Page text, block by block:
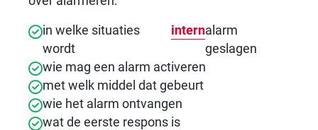
in welke situaties
wordt
internalarm
geslagen
wie mag een alarm activeren
met welk middel dat gebeurt
wie het alarm ontvangen
wat de eerste respons is